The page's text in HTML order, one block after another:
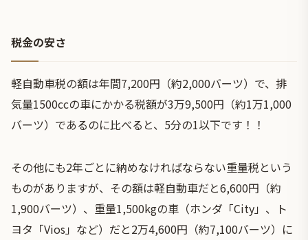
税金の安さ
軽自動車税の額は年間7,200円（約2,000バーツ）で、排
気量1500ccの車にかかる税額が3万9,500円（約1万1,000
バーツ）であるのに比べると、5分の1以下です！！
その他にも2年ごとに納めなければならない重量税という
ものがありますが、その額は軽自動車だと6,600円（約
1,900バーツ）、重量1,500kgの車（ホンダ「City」、ト
ヨタ「Vios」など）だと2万4,600円（約7,100バーツ）に